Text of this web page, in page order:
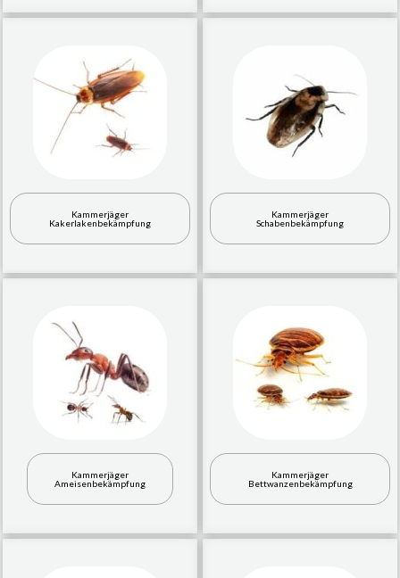
Kammerjäger
Kakerlakenbekämpfung
Kammerjäger
Schabenbekämpfung
Kammerjäger
Ameisenbekämpfung
Kammerjäger
Bettwanzenbekämpfung